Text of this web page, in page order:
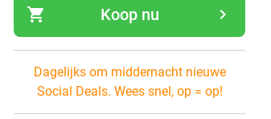
shopping_cart navigate_next
Koop nu
Dagelijks om middernacht nieuwe
Social Deals. Wees snel, op = op!